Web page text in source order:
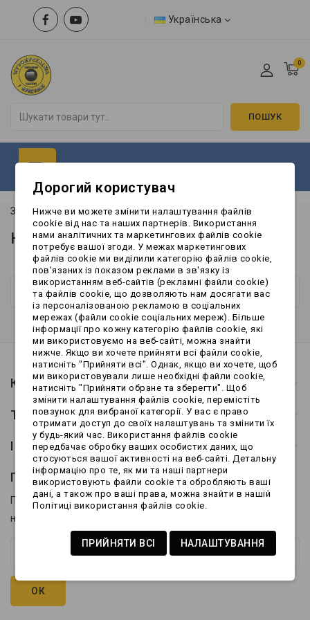
Українська
0
ПОШУК
Запчастини до причепа
Наші магазини
Нові продукти
Контакти
Товари
Інформація
Підписатися на розсилку
Підпишіться на нашу останню розсилку, щоб отримувати
новини про спеціальні знижки.
Дорогий користувач
Нижче ви можете змінити налаштування файлів
cookie від нас та наших партнерів. Використання
нами аналітичних та маркетингових файлів cookie
потребує вашої згоди. У межах маркетингових
файлів cookie ми виділили категорію файлів cookie,
пов'язаних із показом реклами в зв'язку із
використанням веб-сайтів (рекламні файли cookie)
та файлів cookie, що дозволяють нам досягати вас
із персоналізованою рекламою в соціальних
мережах (файли cookie соціальних мереж). Більше
інформації про кожну категорію файлів cookie, які
ми використовуємо на веб-сайті, можна знайти
нижче. Якщо ви хочете прийняти всі файли cookie,
натисніть "Прийняти всі". Однак, якщо ви хочете, щоб
ми використовували лише необхідні файли cookie,
натисніть "Прийняти обране та зберегти". Щоб
змінити налаштування файлів cookie, перемістіть
повзунок для вибраної категорії. У вас є право
отримати доступ до своїх налаштувань та змінити їх
у будь-який час. Використання файлів cookie
передбачає обробку ваших особистих даних, що
стосуються вашої активності на веб-сайті. Детальну
інформацію про те, як ми та наші партнери
використовують файли cookie та обробляють ваші
дані, а також про ваші права, можна знайти в нашій
Політиці використання файлів cookie.
НАЛАШТУВАННЯ
ПРИЙНЯТИ ВСІ